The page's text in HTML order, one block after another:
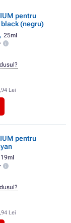
pentru
black (negru)
25ml
Lei
pentru
19ml
Lei